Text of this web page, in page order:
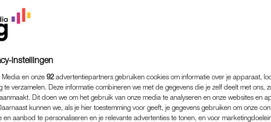
instellingen
en onze 92 advertentiepartners gebruiken cookies om informatie over je apparaat,
te verzamelen. Deze informatie combineren we met de gegevens die je zelf deelt met ons,
Dit doen we om het gebruik van onze media te analyseren en onze websites en
kunnen we, als je hier toestemming voor geeft, je gegevens gebruiken om onze
en aanbod te personaliseren en je relevante advertenties te tonen, en voor